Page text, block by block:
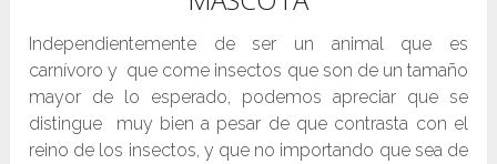
Independientemente de ser un animal que es
carnívoro y que come insectos que son de un tamaño
mayor de lo esperado, podemos apreciar que se
distingue muy bien a pesar de que contrasta con el
reino de los insectos, y que no importando que sea de